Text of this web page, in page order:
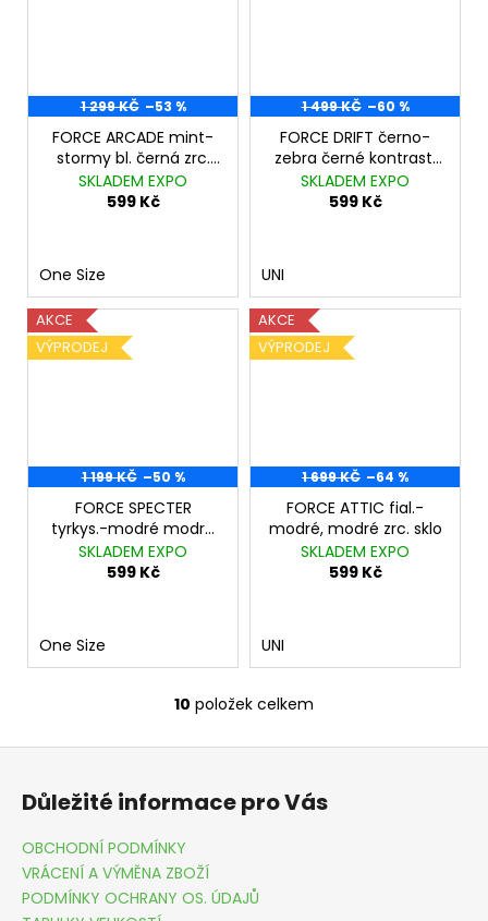
1 299 KČ –53 %
FORCE ARCADE mint-
stormy bl. černá zrc.
skla
SKLADEM EXPO
599 Kč
One Size
1 499 KČ –60 %
FORCE DRIFT černo-
zebra černé kontrast.
sklo
SKLADEM EXPO
599 Kč
UNI
AKCE
VÝPRODEJ
1 199 KČ –50 %
FORCE SPECTER
tyrkys.-modré modré
zrc. sklo
SKLADEM EXPO
599 Kč
One Size
AKCE
VÝPRODEJ
1 699 KČ –64 %
FORCE ATTIC fial.-
modré, modré zrc. sklo
SKLADEM EXPO
599 Kč
UNI
O
v
d
p
10 položek celkem
Z
Důležité informace pro Vás
OBCHODNÍ PODMÍNKY
VRÁCENÍ A VÝMĚNA ZBOŽÍ
PODMÍNKY OCHRANY OS. ÚDAJŮ